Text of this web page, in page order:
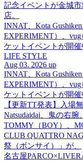
記念イベントが金城
店。
INNAT、Kota
EXPERIMENT）、
ケットイベントが開催
LIFE STYLE
Aug 03. 2026 up
INNAT、Kota
EXPERIMENT）、
ケットイベントが開催
【更新TT発表】入場
Natsudaidai、鬼の右腕
TOMMY（BOY）、
CLUB QUATTRO
祭（ボンサイ）」が、
名古屋